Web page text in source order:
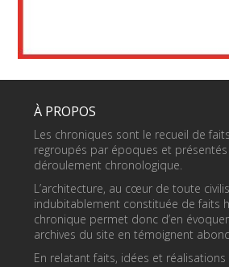
À PROPOS
Les chroniques sont le recueil de
regroupés par époques et
déroulement chronologique.
L’architecture, au cœur de toute
indubitablement constituée de faits
chronique permet donc d’en
archives du site en témoignent
En relatant faits, idées et réalisations